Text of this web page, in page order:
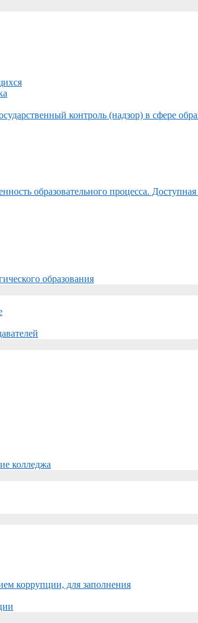
контроль (надзор) в сфере
образовательного процесса. Доступная
образования
колледжа
коррупции, для заполнения